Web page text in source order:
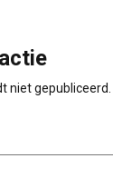
niet gepubliceerd.